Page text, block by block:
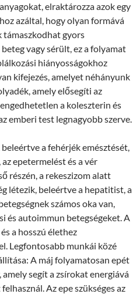
elraktározza azok egy
azáltal, hogy olyan formává
gyors
vagy sérült, ez a folyamat
hiányosságokhoz
kifejezés, amelyet néhányunk
amely elősegíti az
a koleszterin és
emberi test legnagyobb szerve.
a fehérjék emésztését,
epetermelést és a vér
részén, a rekeszizom alatt
létezik, beleértve a hepatitist, a
számos oka van,
és autoimmun betegségeket. A
a hosszú élethez
Legfontosabb munkái közé
A máj folyamatosan epét
amely segít a zsírokat energiává
Az epe szükséges az